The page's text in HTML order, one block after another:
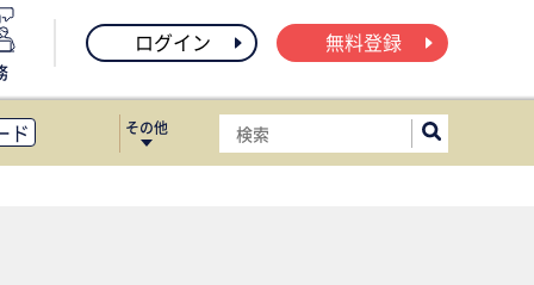
ログイン 無料登録
ド
ス移転
その他